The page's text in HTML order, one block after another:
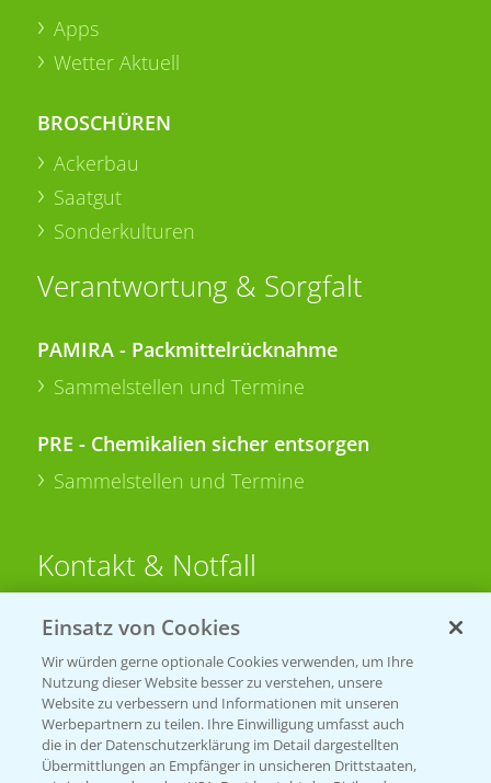
Apps
Wetter Aktuell
BROSCHÜREN
Ackerbau
Saatgut
Sonderkulturen
Verantwortung & Sorgfalt
PAMIRA - Packmittelrücknahme
Sammelstellen und Termine
PRE - Chemikalien sicher entsorgen
Sammelstellen und Termine
Kontakt & Notfall
Beratung auf WhatsApp
T.+49 (0)174 346 564 1
KONTAKT
Einsatz von Cookies
Wir würden gerne optionale Cookies verwenden, um Ihre
Nutzung dieser Website besser zu verstehen, unsere
Website zu verbessern und Informationen mit unseren
Werbepartnern zu teilen. Ihre Einwilligung umfasst auch
die in der Datenschutzerklärung im Detail dargestellten
Übermittlungen an Empfänger in unsicheren Drittstaaten,